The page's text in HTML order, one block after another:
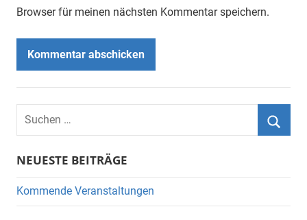
Browser für meinen nächsten Kommentar speichern.
Suchen
nach:
NEUESTE BEITRÄGE
Kommende Veranstaltungen